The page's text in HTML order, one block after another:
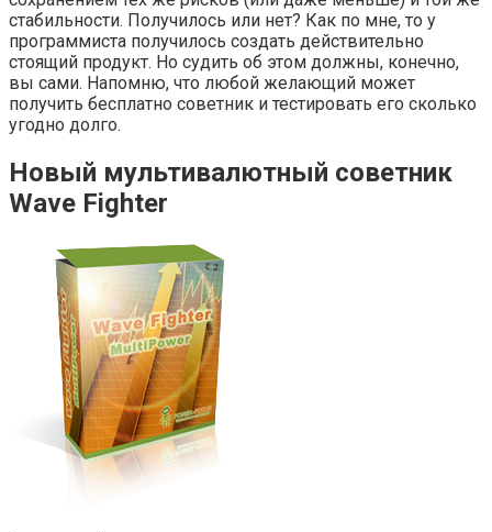
стабильности. Получилось или нет? Как по мне, то у
программиста получилось создать действительно
стоящий продукт. Но судить об этом должны, конечно,
вы сами. Напомню, что любой желающий может
получить бесплатно советник и тестировать его сколько
угодно долго.
Новый мультивалютный советник
Wave Fighter